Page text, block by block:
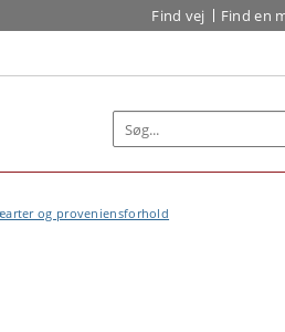
Find vej Find en
og proveniensforhold